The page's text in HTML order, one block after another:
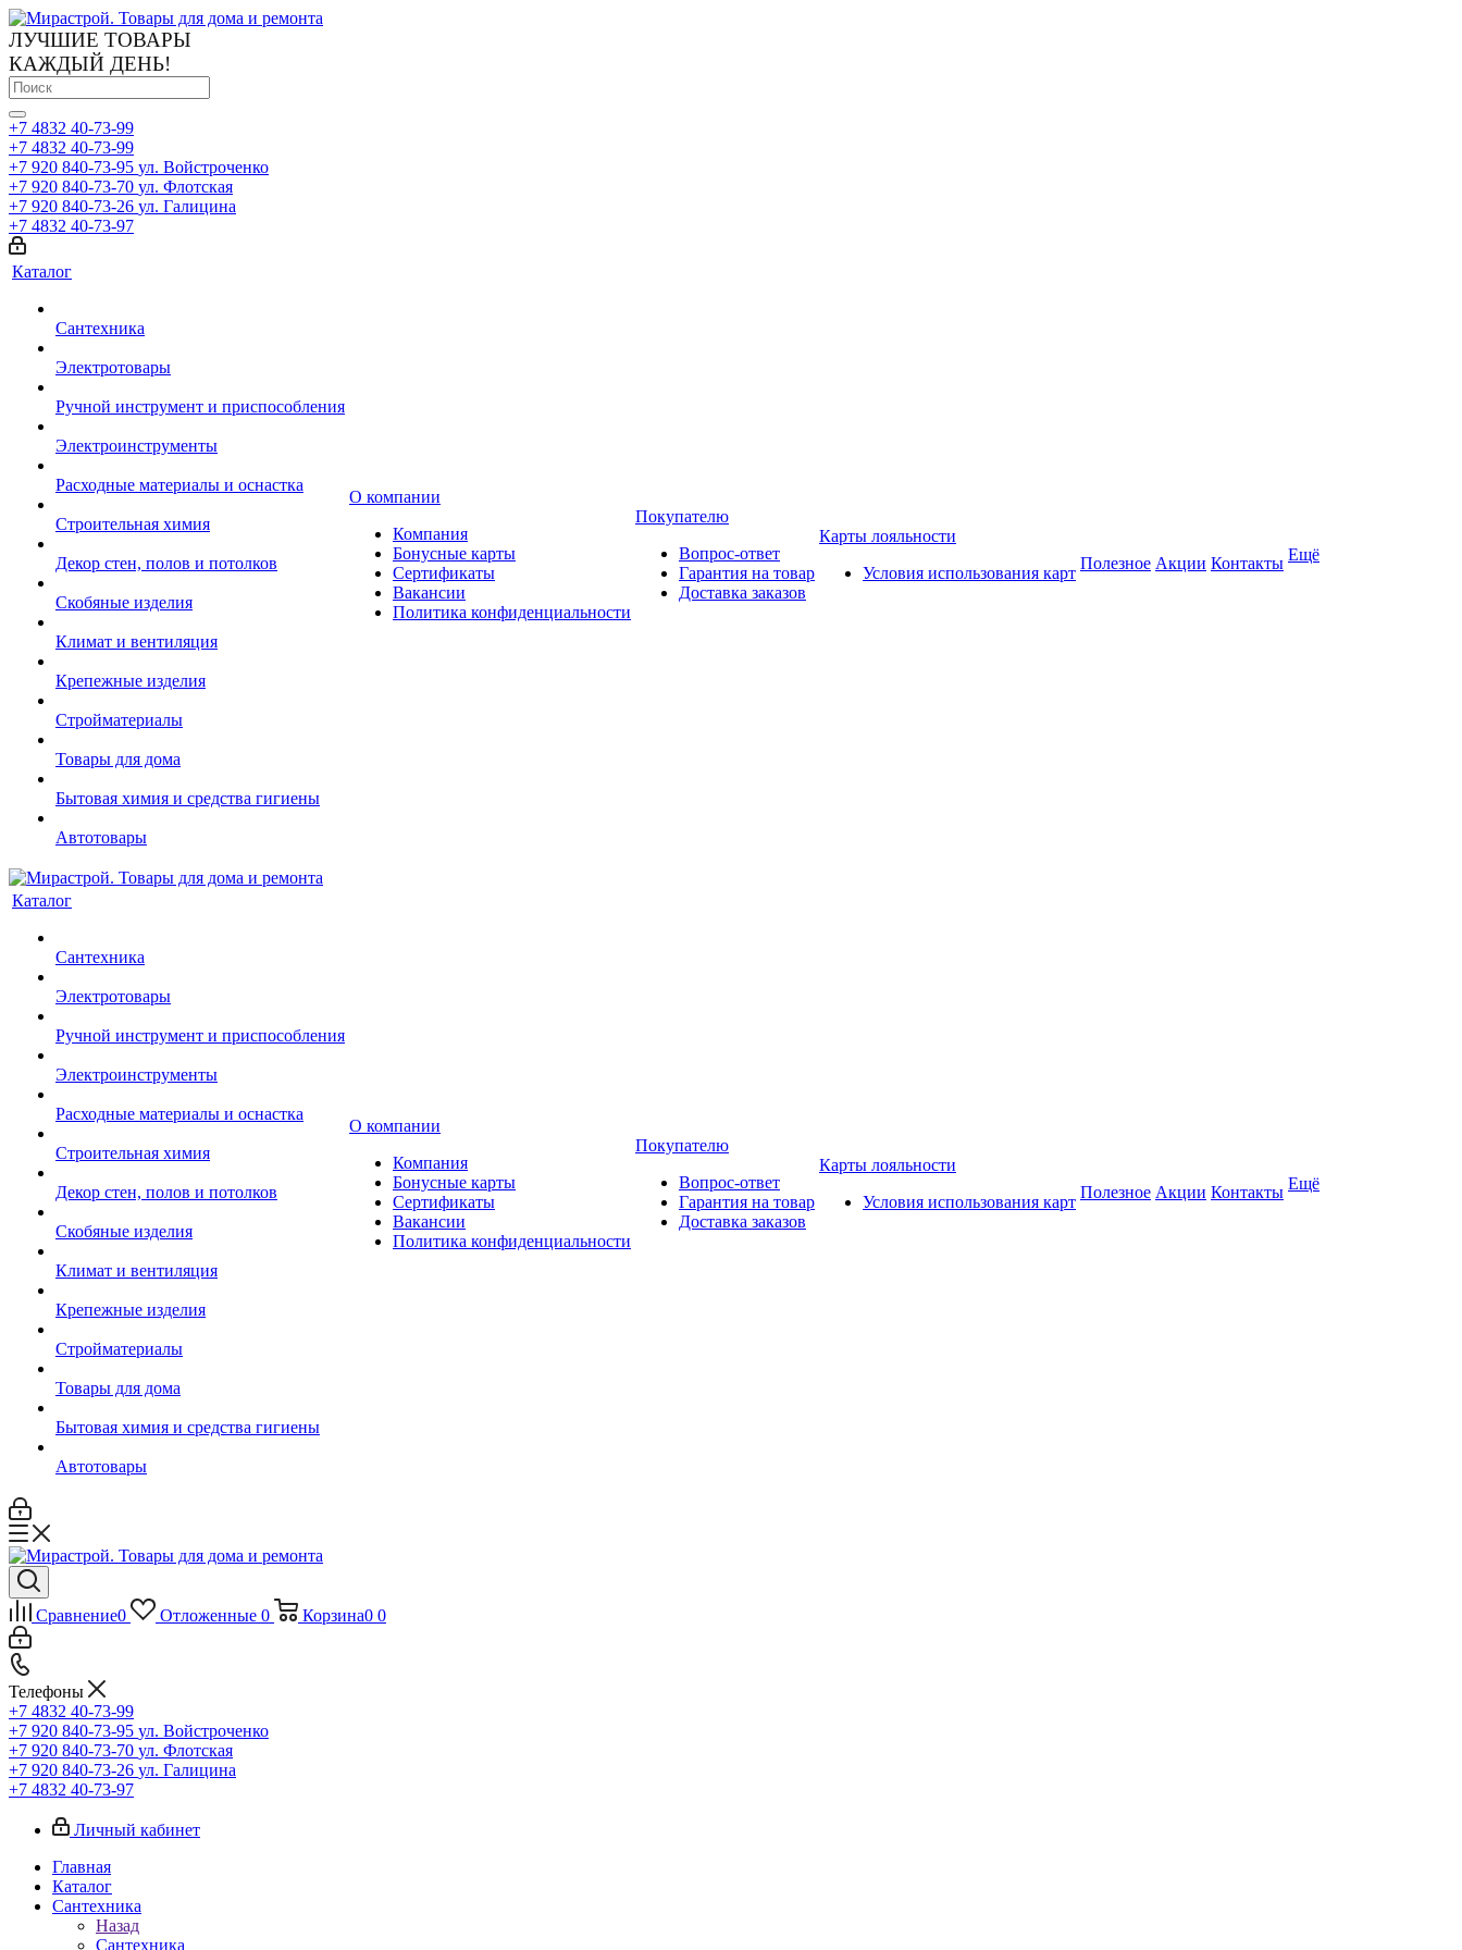
ЛУЧШИЕ ТОВАРЫ
КАЖДЫЙ ДЕНЬ!
+7 4832 40-73-99
+7 4832 40-73-99
+7 920 840-73-95 ул. Войстроченко
+7 920 840-73-70 ул. Флотская
+7 920 840-73-26 ул. Галицина
+7 4832 40-73-97
Каталог
Сантехника
Электротовары
Ручной инструмент и приспособления
Электроинструменты
Расходные материалы и оснастка
Строительная химия
Декор стен, полов и потолков
Скобяные изделия
Климат и вентиляция
Крепежные изделия
Стройматериалы
Товары для дома
Бытовая химия и средства гигиены
Автотовары
О компании
Компания
Бонусные карты
Сертификаты
Вакансии
Политика конфиденциальности
Покупателю
Вопрос-ответ
Гарантия на товар
Доставка заказов
Карты лояльности
Условия использования карт
Полезное Акции Контакты Ещё
Каталог
Сантехника
Электротовары
Ручной инструмент и приспособления
Электроинструменты
Расходные материалы и оснастка
Строительная химия
Декор стен, полов и потолков
Скобяные изделия
Климат и вентиляция
Крепежные изделия
Стройматериалы
Товары для дома
Бытовая химия и средства гигиены
Автотовары
О компании
Компания
Бонусные карты
Сертификаты
Вакансии
Политика конфиденциальности
Покупателю
Вопрос-ответ
Гарантия на товар
Доставка заказов
Карты лояльности
Условия использования карт
Полезное Акции Контакты Ещё
Сравнение0 Отложенные 0 Корзина0 0
Телефоны
+7 4832 40-73-99
+7 920 840-73-95 ул. Войстроченко
+7 920 840-73-70 ул. Флотская
+7 920 840-73-26 ул. Галицина
+7 4832 40-73-97
Личный кабинет
Главная
Каталог
Сантехника
Назад
Сантехника